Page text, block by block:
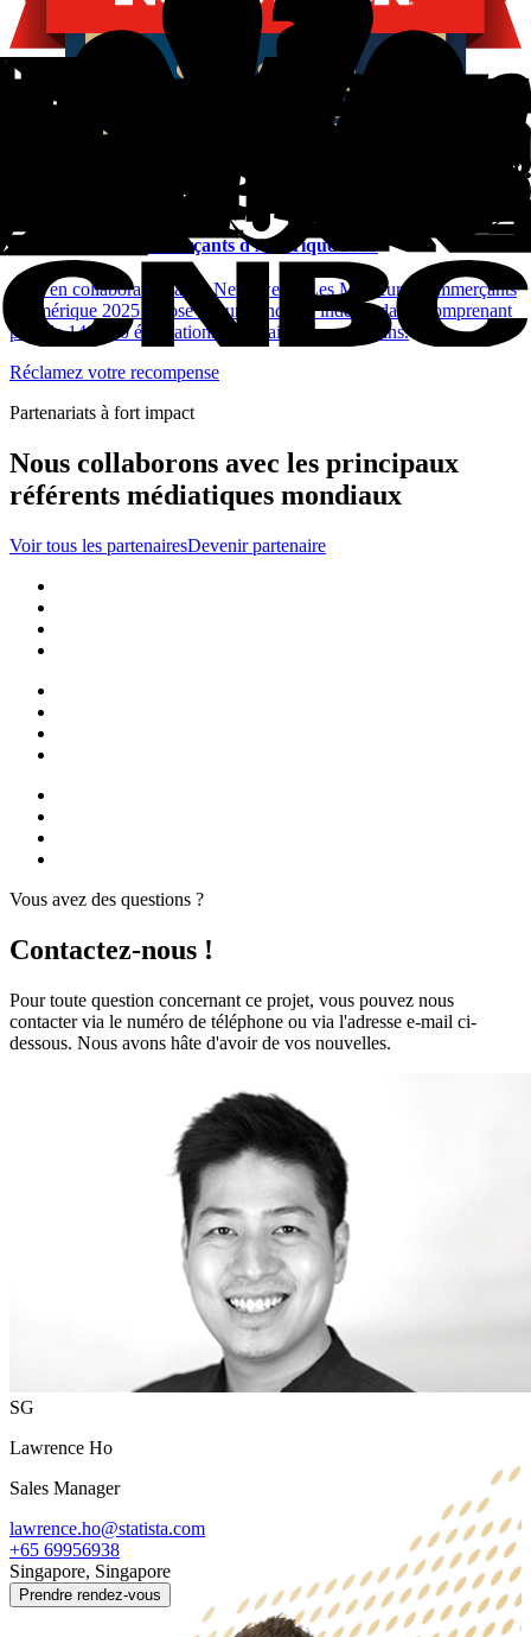
Les Meilleurs Commerçants d'Amérique 2025
Créé en collaboration avec Newsweek, Les Meilleurs Commerçants
d'Amérique 2025 repose sur une enquête indépendante comprenant
plus de 140 000 évaluations de détaillants américains.
Réclamez votre recompense
Partenariats à fort impact
Nous collaborons avec les principaux
référents médiatiques mondiaux
Voir tous les partenairesDevenir partenaire
Vous avez des questions ?
Contactez-nous !
Pour toute question concernant ce projet, vous pouvez nous
contacter via le numéro de téléphone ou via l'adresse e-mail ci-
dessous. Nous avons hâte d'avoir de vos nouvelles.
SG
Lawrence Ho
Sales Manager
lawrence.ho@statista.com
+65 69956938
Singapore, Singapore
Prendre rendez-vous